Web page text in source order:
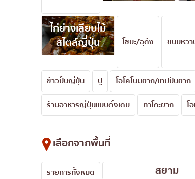
ร้านอาหาร
อาหารตะวั
ปลาไหลย่าง
ข้าวปั้นญี่ปุ่น
ปู
โอโคโนมิย
มิชลิน
ไก่ย่างเสียบไม้
สไตล์ญี่ปุ่น
โซบะ/อุด้ง ขนมหว
ข้าวปั้นญี่ปุ่น ปู โอโคโนมิยากิ/เทปปันยากิ
ร้านอาหารญี่ปุ่นแบบดั้งเดิม
ทาโกะยากิ โ
เลือกจากพื้นที่
รายการทั้งหมด สยาม